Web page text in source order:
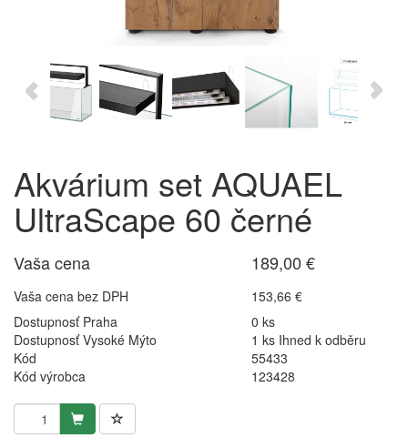
Akvárium set AQUAEL
UltraScape 60 černé
Vaša cena 189,00 €
Vaša cena bez DPH
153,66 €
Dostupnosť Praha
0 ks
Dostupnosť Vysoké Mýto
1 ks Ihned k odběru
Kód
55433
Kód výrobca
123428